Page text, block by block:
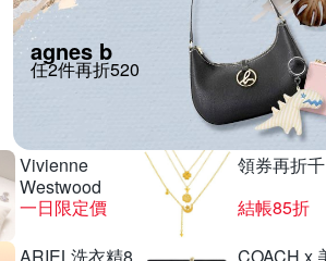
agnes b
任2件再折520
Vivienne
Westwood
一日限定價
領券再折千
結帳85折